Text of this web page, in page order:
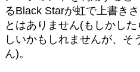
るBlack Starが虹で上書き
とはありません(もしかし
しいかもしれませんが、そ
ん)。